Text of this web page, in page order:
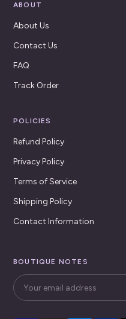
ABOUT
About Us
Contact Us
FAQ
Track Order
POLICIES
Refund Policy
Privacy Policy
Terms of Service
Shipping Policy
Contact Information
BOUTIQUE NOTES